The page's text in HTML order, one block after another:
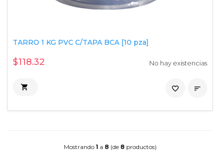
TARRO 1 KG PVC C/TAPA BCA [10 pza]
$118.32 No hay existencias
 
favorite_border
Mostrando 1 a 8 (de 8 productos)